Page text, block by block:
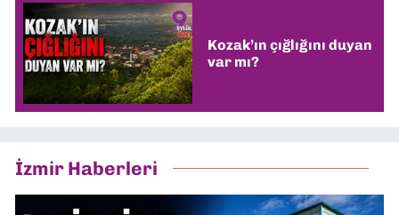
Kozak’ın çığlığını duyan
var mı?
İzmir Haberleri